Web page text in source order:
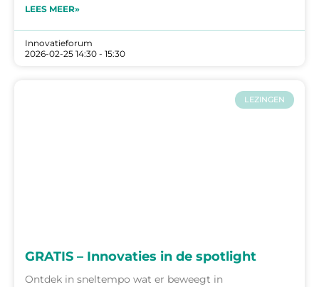
LEES MEER»
Innovatieforum
2026-02-25 14:30 - 15:30
LEZINGEN
GRATIS – Innovaties in de spotlight
Ontdek in sneltempo wat er beweegt in